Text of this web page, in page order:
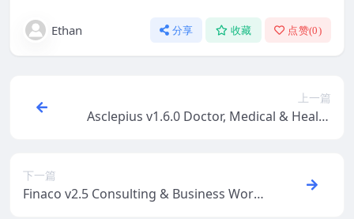
Ethan 分享 收藏 点赞(0)
上一篇
Asclepius v1.6.0 Doctor, Medical & Health
下一篇
Finaco v2.5 Consulting & Business Word